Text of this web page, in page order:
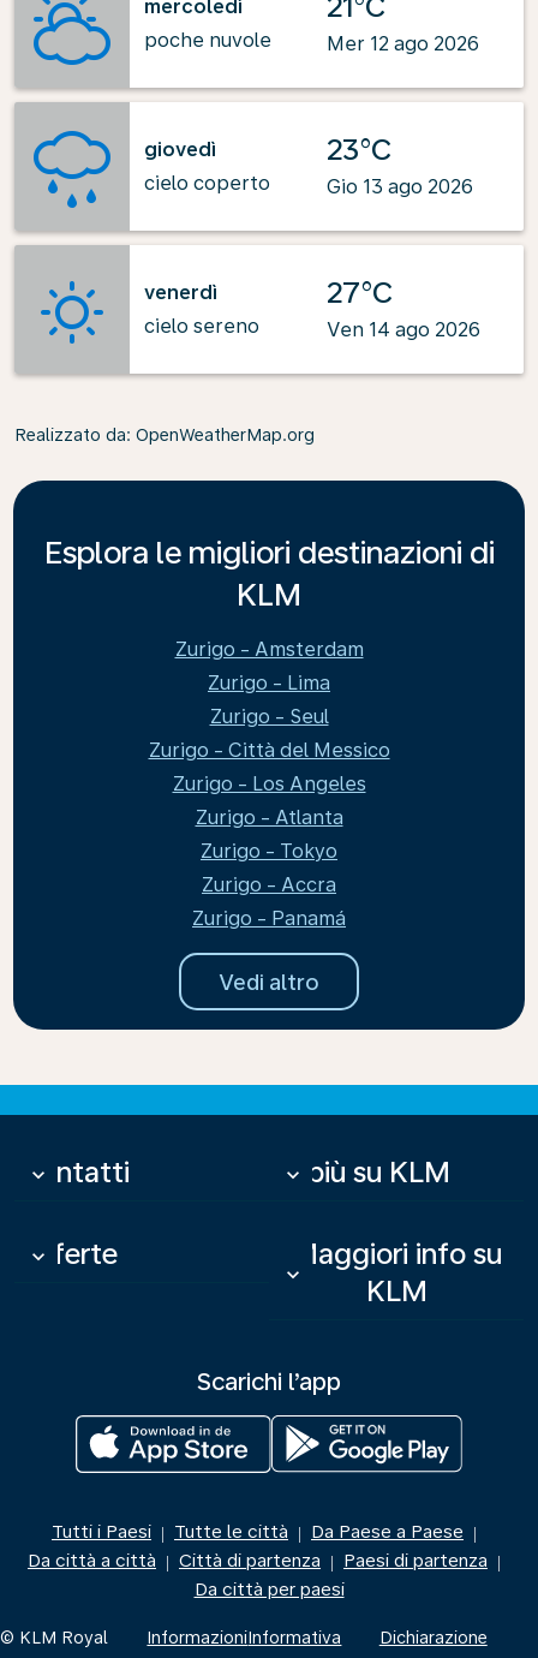
mercoledì
poche nuvole
Mer 12 ago 2026
giovedì
cielo coperto
23°C
Gio 13 ago 2026
venerdì
cielo sereno
27°C
Ven 14 ago 2026
Realizzato da: OpenWeatherMap.org
Esplora le migliori destinazioni di
KLM
Zurigo - Amsterdam
Zurigo - Lima
Zurigo - Seul
Zurigo - Città del Messico
Zurigo - Los Angeles
Zurigo - Atlanta
Zurigo - Tokyo
Zurigo - Accra
Zurigo - Panamá
Vedi altro
Contatti
keyboard_arrow_down Di più su KLM
keyboard_arrow_down
Offerte
keyboard_arrow_down
Maggiori info su
KLM
keyboard_arrow_down
Scarichi l’app
Tutti i Paesi | Tutte le città | Da Paese a Paese |
Da città a città | Città di partenza | Paesi di partenza |
Da città per paesi
© KLM Royal
InformazioniInformativa
Dichiarazione